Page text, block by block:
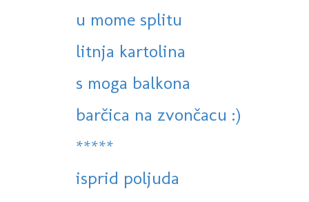
u mome splitu
litnja kartolina
s moga balkona
barčica na zvončacu :)
*****
isprid poljuda